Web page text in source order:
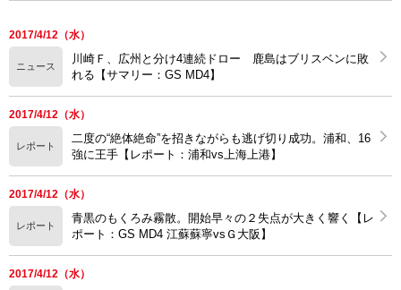
2017/4/12（水）
ニュース
川崎Ｆ、広州と分け4連続ドロー 鹿島はブリスベンに敗
れる【サマリー：GS MD4】
2017/4/12（水）
レポート
二度の“絶体絶命”を招きながらも逃げ切り成功。浦和、16
強に王手【レポート：浦和vs上海上港】
2017/4/12（水）
レポート
青黒のもくろみ霧散。開始早々の２失点が大きく響く【レ
ポート：GS MD4 江蘇蘇寧vsＧ大阪】
2017/4/12（水）